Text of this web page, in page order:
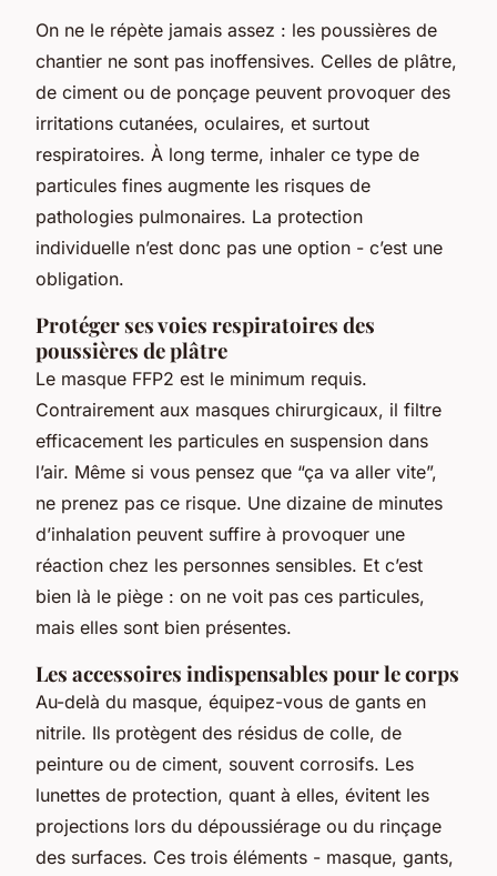
On ne le répète jamais assez : les poussières de
chantier ne sont pas inoffensives. Celles de plâtre,
de ciment ou de ponçage peuvent provoquer des
irritations cutanées, oculaires, et surtout
respiratoires. À long terme, inhaler ce type de
particules fines augmente les risques de
pathologies pulmonaires. La protection
individuelle n’est donc pas une option - c’est une
obligation.
Protéger ses voies respiratoires des
poussières de plâtre
Le masque FFP2 est le minimum requis.
Contrairement aux masques chirurgicaux, il filtre
efficacement les particules en suspension dans
l’air. Même si vous pensez que “ça va aller vite”,
ne prenez pas ce risque. Une dizaine de minutes
d’inhalation peuvent suffire à provoquer une
réaction chez les personnes sensibles. Et c’est
bien là le piège : on ne voit pas ces particules,
mais elles sont bien présentes.
Les accessoires indispensables pour le corps
Au-delà du masque, équipez-vous de gants en
nitrile. Ils protègent des résidus de colle, de
peinture ou de ciment, souvent corrosifs. Les
lunettes de protection, quant à elles, évitent les
projections lors du dépoussiérage ou du rinçage
des surfaces. Ces trois éléments - masque, gants,